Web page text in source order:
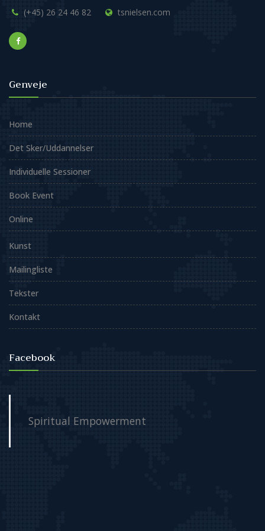
(+45) 26 24 46 82 tsnielsen.com
Genveje
Home
Det Sker/Uddannelser
Individuelle Sessioner
Book Event
Online
Kunst
Mailingliste
Tekster
Kontakt
Facebook
Spiritual Empowerment